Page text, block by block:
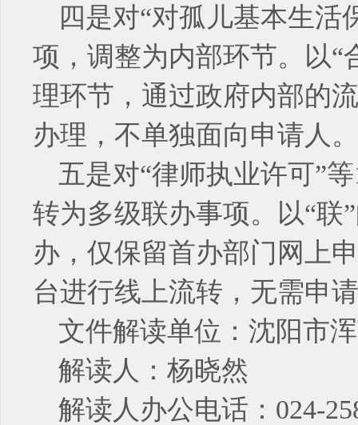
四是对“对孤儿基本生活
项，调整为内部环节。以“
理环节，通过政府内部的
办理，不单独面向申请人。
五是对“律师执业许可”
转为多级联办事项。以“联
办，仅保留首办部门网上
台进行线上流转，无需申
文件解读单位：沈阳市
解读人：杨晓然
解读人办公电话：024-